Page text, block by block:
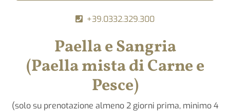
+39.0332.329.300
Paella e Sangria
(Paella mista di Carne e
Pesce)
(solo su prenotazione almeno 2 giorni prima, minimo 4